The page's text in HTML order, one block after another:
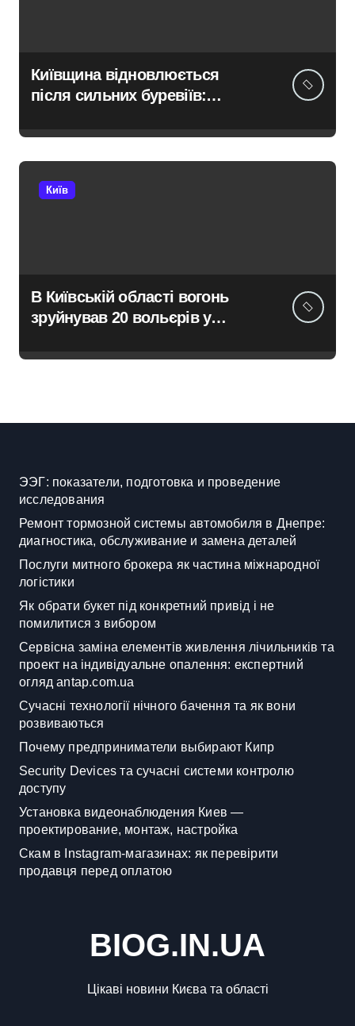
Київщина відновлюється
після сильних буревіїв:
понад 18 тисяч родин
залишились без електрики
Київ
В Київській області вогонь
зруйнував 20 вольєрів у
ЭЭГ: показатели, подготовка и проведение
исследования
Ремонт тормозной системы автомобиля в Днепре:
диагностика, обслуживание и замена деталей
Послуги митного брокера як частина міжнародної
логістики
Як обрати букет під конкретний привід і не
помилитися з вибором
Сервісна заміна елементів живлення лічильників та
проект на індивідуальне опалення: експертний
огляд antap.com.ua
Сучасні технології нічного бачення та як вони
розвиваються
Почему предприниматели выбирают Кипр
Security Devices та сучасні системи контролю
доступу
Установка видеонаблюдения Киев —
проектирование, монтаж, настройка
Скам в Instagram-магазинах: як перевірити
продавця перед оплатою
BIOG.IN.UA
Цікаві новини Києва та області